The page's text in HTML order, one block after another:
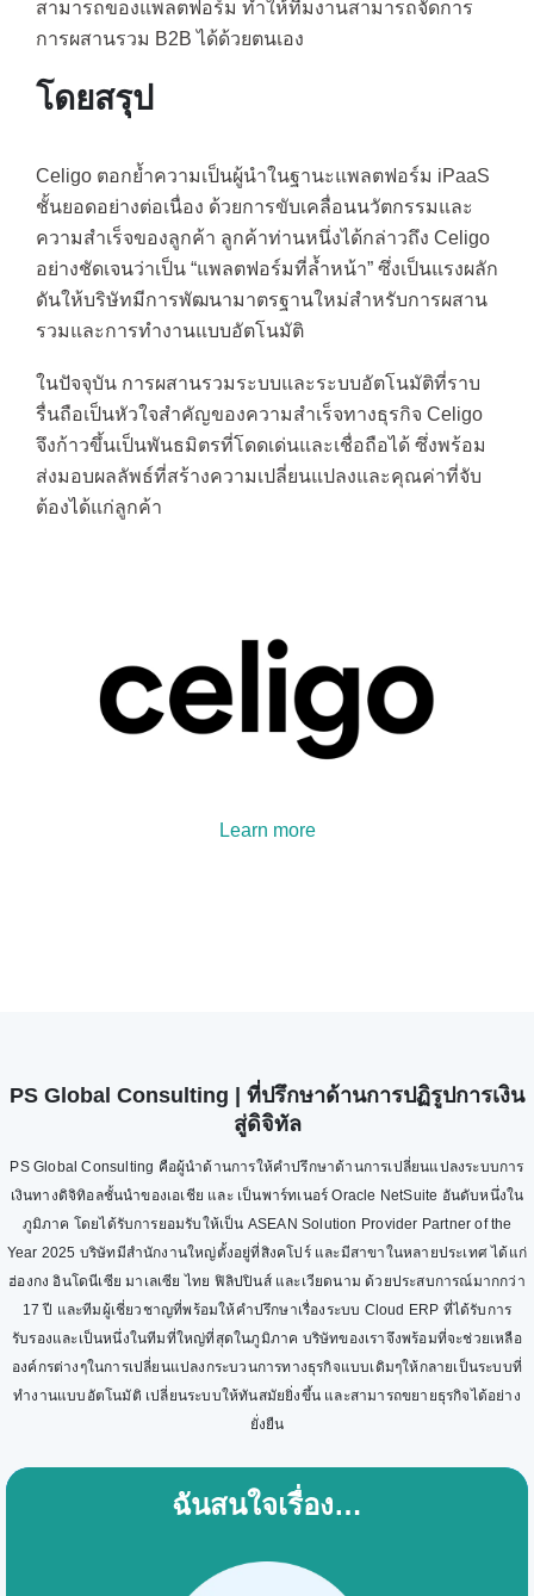
สามารถของแพลตฟอร์ม ทำให้ทีมงานสามารถจัดการ
การผสานรวม B2B ได้ด้วยตนเอง
โดยสรุป
Celigo ตอกย้ำความเป็นผู้นำในฐานะแพลตฟอร์ม iPaaS
ชั้นยอดอย่างต่อเนื่อง ด้วยการขับเคลื่อนนวัตกรรมและ
ความสำเร็จของลูกค้า ลูกค้าท่านหนึ่งได้กล่าวถึง Celigo
อย่างชัดเจนว่าเป็น “แพลตฟอร์มที่ล้ำหน้า” ซึ่งเป็นแรงผลัก
ดันให้บริษัทมีการพัฒนามาตรฐานใหม่สำหรับการผสาน
รวมและการทำงานแบบอัตโนมัติ
ในปัจจุบัน การผสานรวมระบบและระบบอัตโนมัติที่ราบ
รื่นถือเป็นหัวใจสำคัญของความสำเร็จทางธุรกิจ Celigo
จึงก้าวขึ้นเป็นพันธมิตรที่โดดเด่นและเชื่อถือได้ ซึ่งพร้อม
ส่งมอบผลลัพธ์ที่สร้างความเปลี่ยนแปลงและคุณค่าที่จับ
ต้องได้แก่ลูกค้า
Learn more
PS Global Consulting | ที่ปรึกษาด้านการปฏิรูปการเงิน
สู่ดิจิทัล
PS Global Consulting คือผู้นำด้านการให้คำปรึกษาด้านการเปลี่ยนแปลงระบบการ
เงินทางดิจิทิอลชั้นนำของเอเชีย และ เป็นพาร์ทเนอร์ Oracle NetSuite อันดับหนึ่งใน
ภูมิภาค โดยได้รับการยอมรับให้เป็น ASEAN Solution Provider Partner of the
Year 2025 บริษัทมีสำนักงานใหญ่ตั้งอยู่ที่สิงคโปร์ และมีสาขาในหลายประเทศ ได้แก่
ฮ่องกง อินโดนีเซีย มาเลเซีย ไทย ฟิลิปปินส์ และเวียดนาม ด้วยประสบการณ์มากกว่า
17 ปี และทีมผู้เชี่ยวชาญที่พร้อมให้คำปรึกษาเรื่องระบบ Cloud ERP ที่ได้รับการ
รับรองและเป็นหนึ่งในทีมที่ใหญ่ที่สุดในภูมิภาค บริษัทของเราจึงพร้อมที่จะช่วยเหลือ
องค์กรต่างๆในการเปลี่ยนแปลงกระบวนการทางธุรกิจแบบเดิมๆให้กลายเป็นระบบที่
ทำงานแบบอัตโนมัติ เปลี่ยนระบบให้ทันสมัยยิ่งขึ้น และสามารถขยายธุรกิจได้อย่าง
ยั่งยืน
ฉันสนใจเรื่อง…